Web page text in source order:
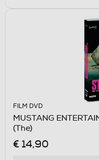
FILM DVD
MUSTANG
(The)
€ 14,90